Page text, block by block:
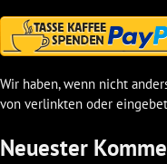
Wir haben, wenn nicht
von verlinkten oder
Neuester